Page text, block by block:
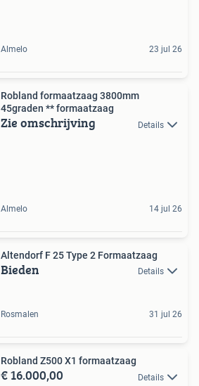
Almelo 23 jul 26
Robland formaatzaag 3800mm
45graden ** formaatzaag
Zie omschrijving Details
Almelo 14 jul 26
Altendorf F 25 Type 2 Formaatzaag
Bieden Details
Rosmalen 31 jul 26
Robland Z500 X1 formaatzaag
€ 16.000,00 Details